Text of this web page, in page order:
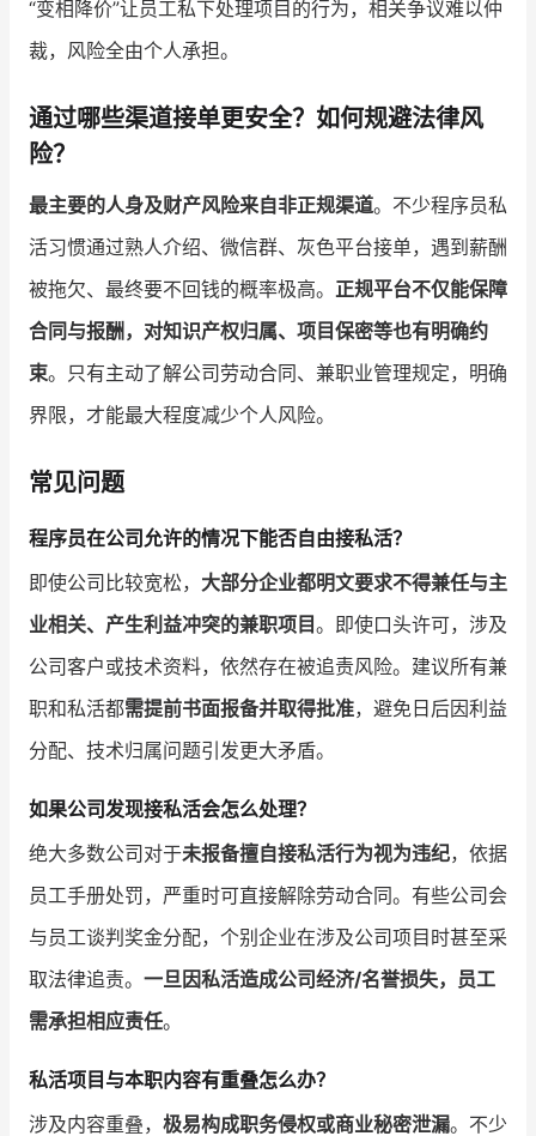
“变相降价”让员工私下处理项目的行为，相关争议难以仲
裁，风险全由个人承担。
通过哪些渠道接单更安全？如何规避法律风
险？
最主要的人身及财产风险来自非正规渠道。不少程序员私
活习惯通过熟人介绍、微信群、灰色平台接单，遇到薪酬
被拖欠、最终要不回钱的概率极高。 正规平台不仅能保障
合同与报酬，对知识产权归属、项目保密等也有明确约
束。只有主动了解公司劳动合同、兼职业管理规定，明确
界限，才能最大程度减少个人风险。
常见问题
程序员在公司允许的情况下能否自由接私活？
即使公司比较宽松， 大部分企业都明文要求不得兼任与主
业相关、产生利益冲突的兼职项目。即使口头许可，涉及
公司客户或技术资料，依然存在被追责风险。建议所有兼
职和私活都需提前书面报备并取得批准，避免日后因利益
分配、技术归属问题引发更大矛盾。
如果公司发现接私活会怎么处理？
绝大多数公司对于未报备擅自接私活行为视为违纪，依据
员工手册处罚，严重时可直接解除劳动合同。有些公司会
与员工谈判奖金分配，个别企业在涉及公司项目时甚至采
取法律追责。 一旦因私活造成公司经济/名誉损失，员工
需承担相应责任。
私活项目与本职内容有重叠怎么办？
涉及内容重叠， 极易构成职务侵权或商业秘密泄漏。不少